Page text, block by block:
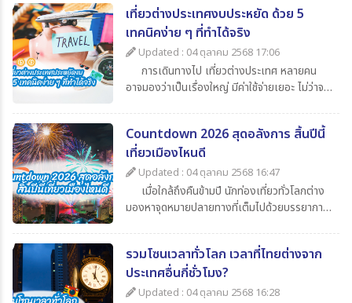
เที่ยวต่างประเทศงบประหยัด ด้วย 5
เทคนิคง่าย ๆ ที่ทำได้จริง
Updated : 04 ตุลาคม 2568 17:06
การเดินทางไป เที่ยวต่างประเทศ หลายคน
อาจมองว่าเป็นเรื่องใหญ่ มีค่าใช้จ่ายเยอะ ไม่ว่าจะ
ดี ๆ ก็สามารถไป เที่ยวต่างประเทศในราคาสบาย
กระเป๋า วันนี้ 365Travel(ทัวร์ 365 วัน) ขอนำ
เสนอ 5 เทคนิคเที่ยวต่างประเทศแบบประหยัด ที่
จะช่วยให้นักท่องเที่ยวทุกคนสามารถไปเปิด
ประสบการณ์ใหม่ ๆ ได้อย่างคุ้มค่า
Countdown 2026 สุดอลังการ สิ้นปีนี้
เที่ยวเมืองไหนดี
Updated : 04 ตุลาคม 2568 16:47
เมื่อใกล้ถึงคืนข้ามปี นักท่องเที่ยวทั่วโลกต่าง
มองหาจุดหมายปลายทางที่เต็มไปด้วยบรรยากาศ
365Travel(ทัวร์365วัน) มี 4 ประเทศน่าไป เคา
นต์ดาวน์ 2026 ที่ไม่ควรพลาดมาแนะนำ
รวมโซนเวลาทั่วโลก เวลาที่ไทยต่างจาก
ประเทศอื่นกี่ชั่วโมง?
Updated : 04 ตุลาคม 2568 16:28